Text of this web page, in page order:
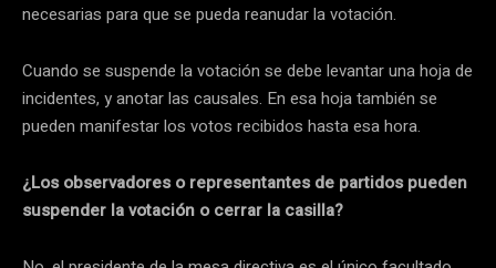
necesarias para que se pueda reanudar la votación.
Cuando se suspende la votación se debe levantar una hoja de
incidentes, y anotar las causales. En esa hoja también se
pueden manifestar los votos recibidos hasta esa hora.
¿Los observadores o representantes de partidos pueden
suspender la votación o cerrar la casilla?